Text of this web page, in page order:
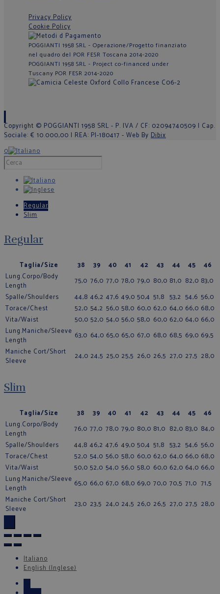
Privacy Policy
Cookie Policy
POGGIANTI 1958 SRL - Operazione/Progetto finanziato
nel quadro del POR FESR Toscana 2014-2020
POGGIANTI 1958 SRL - Project co-financed under
Tuscany POR FESR 2014-2020
Copyright © POGGIANTI 1958 SRL - P. IVA / CF: 02094740509 | Cap.
Sociale: € 10.000,00 | REA: PI-180417 - Web By Dibix
0
Regular
Slim
Regular
Taglia/Size 38 39 40 41 42 43 44 45
46
Lung.Corpo/Body
Length
75,0 76,0 77,0 78,0 79,0 80,0 81,0 82,0 83,0
Spalle/Shoulders
44,8 46,2 47,6 49,0 50,4 51,8 53,2 54,6 56,0
Torace/Chest
52,0 54,2 56,0 58,0 60,0 62,0 64,0 66,0 68,0
Vita/Waist
50,0 52,0 54,0 56,0 58,0 60,0 62,0 64,0 66,0
Lung.Maniche/Sleeve
Length
63,0 64,0 65,0 65,0 67,0 68,0 68,5 69,0 69,5
Maniche Cort/Short
Sleeve
24,0 24,5 25,0 25,5 26,0 26,5 27,0 27,5 28,0
Slim
Taglia/Size 38 39 40 41 42 43 44 45
46
Lung.Corpo/Body
Length
76,0 77,0 78,0 79,0 80,0 81,0 82,0 83,0 84,0
Spalle/Shoulders
44,8 46,2 47,6 49,0 50,4 51,8 53,2 54,6 56,0
Torace/Chest
52,0 54,0 56,0 58,0 60,0 62,0 64,0 66,0 68,0
Vita/Waist
50,0 52,0 54,0 56,0 58,0 60,0 62,0 64,0 66,0
Lung.Maniche/Sleeve
Length
65,0 66,0 67,0 68,0 69,0 70,0 70,5 71,0 71,5
Maniche Cort/Short
Sleeve
23,0 23,5 24,0 24,5 26,0 26,5 27,0 27,5 28,0
Italiano
English(Inglese)